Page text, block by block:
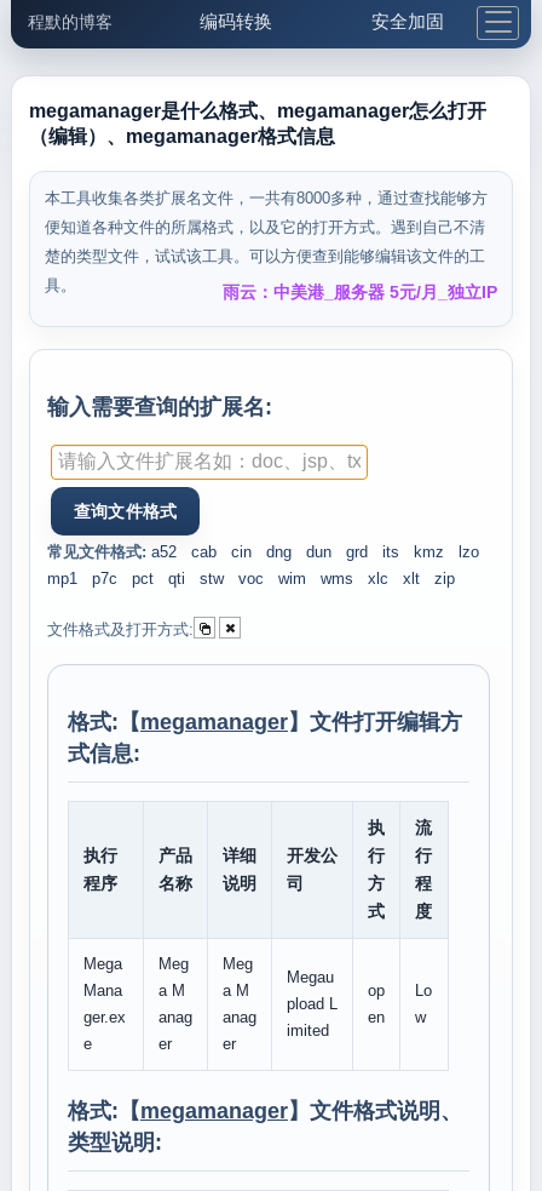
程默的博客 编码转换 安全加固
邮件工具 生活便民 更多工具
5.1支付宝大红包
megamanager是什么格式、megamanager怎么打开
（编辑）、megamanager格式信息
本工具收集各类扩展名文件，一共有8000多种，通过查找能够方
便知道各种文件的所属格式，以及它的打开方式。遇到自己不清
楚的类型文件，试试该工具。可以方便查到能够编辑该文件的工
具。
雨云：中美港_服务器 5元/月_独立IP
输入需要查询的扩展名:
常见文件格式: a52 cab cin dng dun grd its kmz
lzo
mp1
p7c pct qti stw voc wim wms xlc xlt zip
文件格式及打开方式:
格式:【megamanager】文件打开编辑方
式信息:
执行
程序
产品
名称
详细
说明
开发公
司
执
行
方
式
流
行
程
度
Mega
Mana
ger.ex
e
Meg
a M
anag
er
Meg
a M
anag
er
Megau
pload L
imited
op
en
Lo
w
格式:【megamanager】文件格式说明、
类型说明: